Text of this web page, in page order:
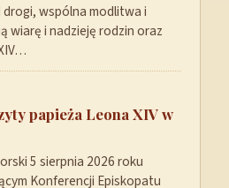
wspólna modlitwa i
wiarę i nadzieję rodzin oraz
papieża Leona XIV w
5 sierpnia 2026 roku
Konferencji Episkopatu